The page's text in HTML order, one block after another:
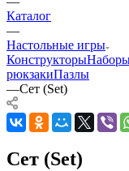
Каталог
—
Настольные игры
КонструкторыНаборы
рюкзакиПазлы
—Сет (Set)
Сет (Set)